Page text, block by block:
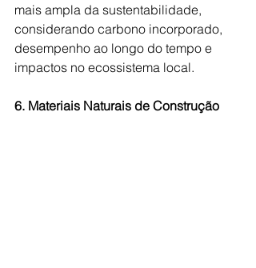
mais ampla da sustentabilidade,
considerando carbono incorporado,
desempenho ao longo do tempo e
impactos no ecossistema local.
6. Materiais Naturais de Construção